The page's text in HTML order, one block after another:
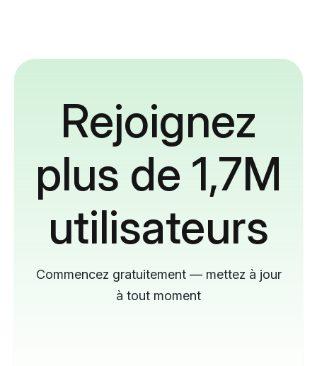
Rejoignez
plus de 1,7M
utilisateurs
Commencez gratuitement — mettez à jour
à tout moment